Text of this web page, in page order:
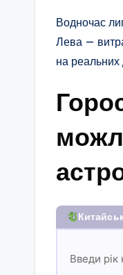
Водночас
Лева —
на реальних
Введи рік